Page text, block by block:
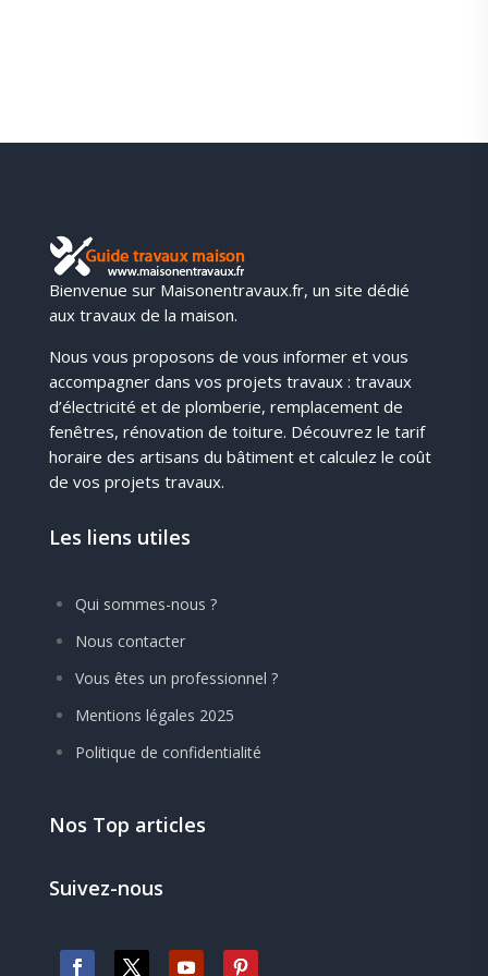
Bienvenue sur Maisonentravaux.fr, un site dédié
aux travaux de la maison.
Nous vous proposons de vous informer et vous
accompagner dans vos projets travaux : travaux
d’électricité et de plomberie, remplacement de
fenêtres, rénovation de toiture. Découvrez le tarif
horaire des artisans du bâtiment et calculez le coût
de vos projets travaux.
Les liens utiles
Qui sommes-nous ?
Nous contacter
Vous êtes un professionnel ?
Mentions légales 2025
Politique de confidentialité
Nos Top articles
Suivez-nous